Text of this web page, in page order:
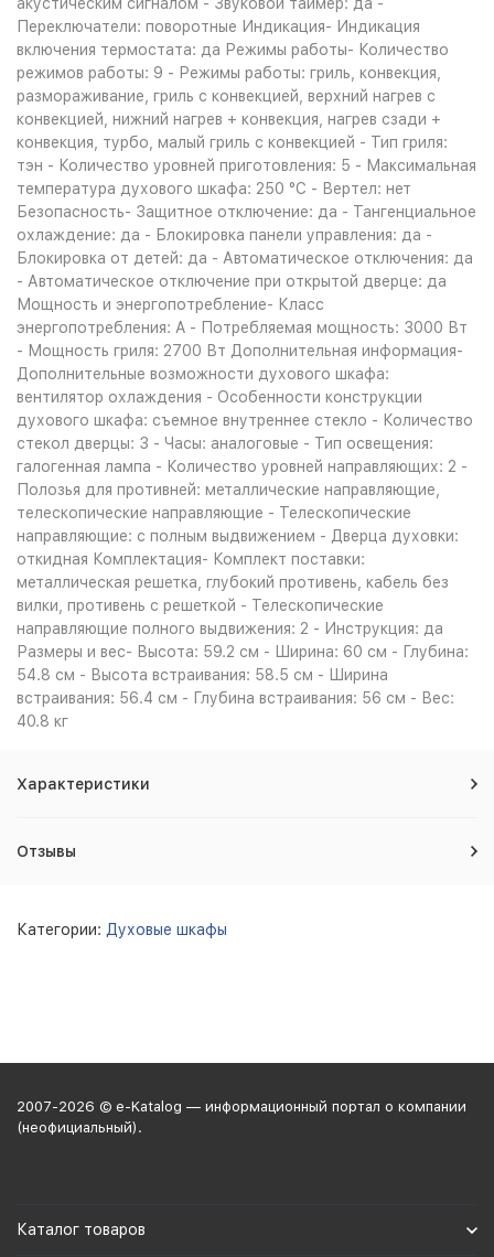
Переключатели: поворотные Индикация- Индикация
включения термостата: да Режимы работы- Количество
режимов работы: 9 - Режимы работы: гриль, конвекция,
размораживание, гриль с конвекцией, верхний нагрев с
конвекцией, нижний нагрев + конвекция, нагрев сзади +
конвекция, турбо, малый гриль с конвекцией - Тип гриля:
тэн - Количество уровней приготовления: 5 - Максимальная
температура духового шкафа: 250 °С - Вертел: нет
Безопасность- Защитное отключение: да - Тангенциальное
охлаждение: да - Блокировка панели управления: да -
Блокировка от детей: да - Автоматическое отключения: да
- Автоматическое отключение при открытой дверце: да
Мощность и энергопотребление- Класс
энергопотребления: A - Потребляемая мощность: 3000 Вт
- Мощность гриля: 2700 Вт Дополнительная информация-
Дополнительные возможности духового шкафа:
вентилятор охлаждения - Особенности конструкции
духового шкафа: съемное внутреннее стекло - Количество
стекол дверцы: 3 - Часы: аналоговые - Тип освещения:
галогенная лампа - Количество уровней направляющих: 2 -
Полозья для противней: металлические направляющие,
телескопические направляющие - Телескопические
направляющие: с полным выдвижением - Дверца духовки:
откидная Комплектация- Комплект поставки:
металлическая решетка, глубокий противень, кабель без
вилки, противень с решеткой - Телескопические
направляющие полного выдвижения: 2 - Инструкция: да
Размеры и вес- Высота: 59.2 см - Ширина: 60 см - Глубина:
54.8 см - Высота встраивания: 58.5 см - Ширина
встраивания: 56.4 см - Глубина встраивания: 56 см - Вес:
40.8 кг
Характеристики
Отзывы
Категории: Духовые шкафы
2007-2026 © e-Katalog — информационный портал о компании
(неофициальный).
Каталог товаров